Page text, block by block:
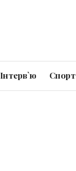
Інтерв`ю Спорт